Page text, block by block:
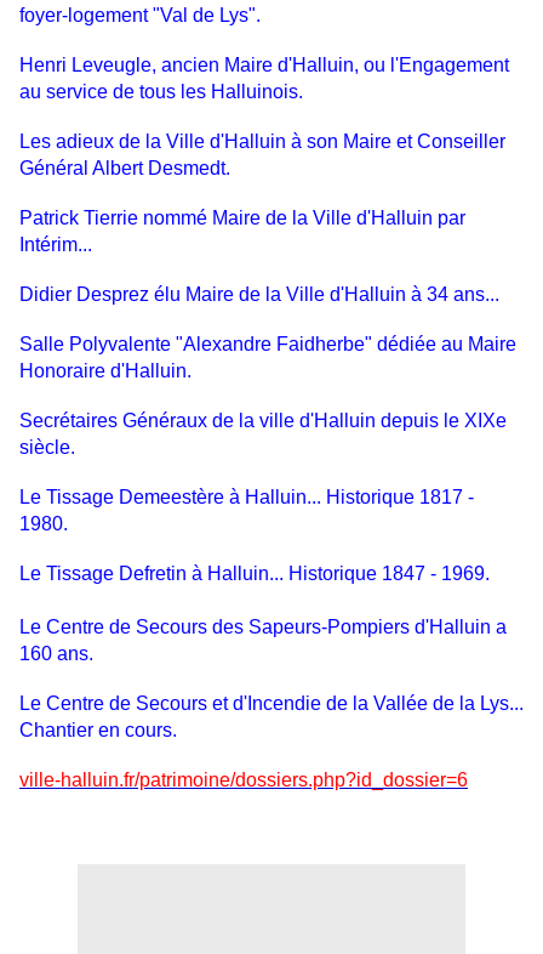
foyer-logement "Val de Lys".
Henri Leveugle, ancien Maire d'Halluin, ou l'Engagement
au service de tous les Halluinois.
Les adieux de la Ville d'Halluin à son Maire et Conseiller
Général Albert Desmedt.
Patrick Tierrie nommé Maire de la Ville d'Halluin par
Intérim...
Didier Desprez élu Maire de la Ville d'Halluin à 34 ans...
Salle Polyvalente "Alexandre Faidherbe" dédiée au Maire
Honoraire d'Halluin.
Secrétaires Généraux de la ville d'Halluin depuis le XIXe
siècle.
Le Tissage Demeestère à Halluin... Historique 1817 -
1980.
Le Tissage Defretin à Halluin... Historique 1847 - 1969.
Le Centre de Secours des Sapeurs-Pompiers d'Halluin a
160 ans.
Le Centre de Secours et d'Incendie de la Vallée de la Lys...
Chantier en cours.
ville-halluin.fr/patrimoine/dossiers.php?id_dossier=6